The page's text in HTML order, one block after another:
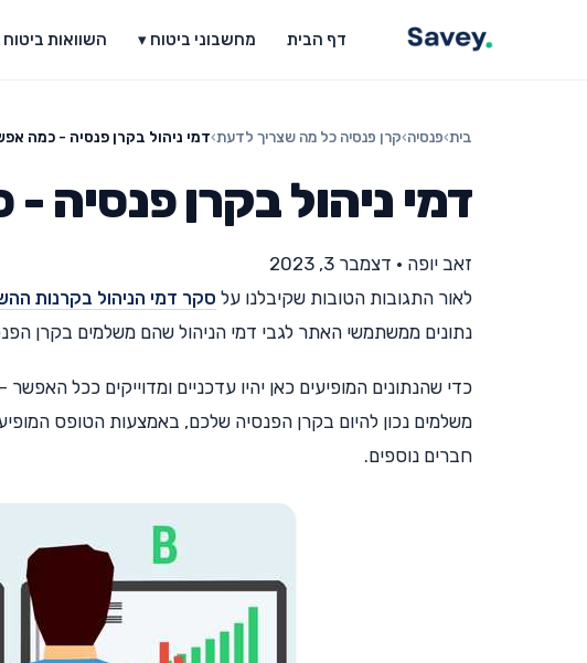
דף הבית מחשבוני ביטוח ▾ השוואות ביטוח
בית›פנסיה›קרן פנסיה כל מה שצריך לדעת›דמי ניהול בקרן פנסיה - כמה
דמי ניהול בקרן
זאב יופה • דצמבר 3, 2023
לאור התגובות הטובות שקיבלנו על סקר דמי הניהול בקרנות
נתונים ממשתמשי האתר לגבי דמי הניהול שהם משלמים בקרן
כדי שהנתונים המופיעים כאן יהיו עדכניים ומדוייקים ככל
משלמים נכון להיום בקרן הפנסיה שלכם, באמצעות הטופס
חברים נוספים.